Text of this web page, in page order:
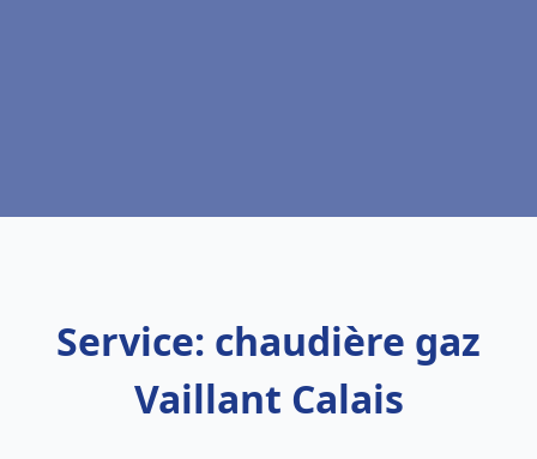
Service: chaudière gaz
Vaillant Calais